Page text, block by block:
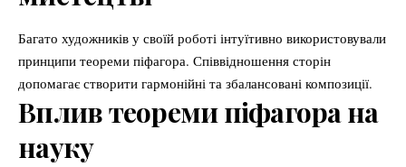
Багато художників у своїй роботі інтуїтивно використовували
принципи теореми піфагора. Співвідношення сторін
допомагає створити гармонійні та збалансовані композиції.
Вплив теореми піфагора на
науку